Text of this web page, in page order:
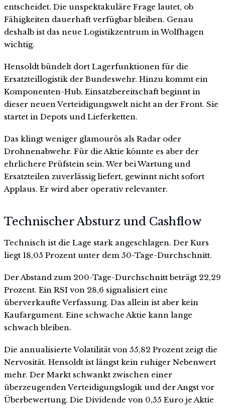
entscheidet. Die unspektakuläre Frage lautet, ob
Fähigkeiten dauerhaft verfügbar bleiben. Genau
deshalb ist das neue Logistikzentrum in Wolfhagen
wichtig.
Hensoldt bündelt dort Lagerfunktionen für die
Ersatzteillogistik der Bundeswehr. Hinzu kommt ein
Komponenten-Hub. Einsatzbereitschaft beginnt in
dieser neuen Verteidigungswelt nicht an der Front. Sie
startet in Depots und Lieferketten.
Das klingt weniger glamourös als Radar oder
Drohnenabwehr. Für die Aktie könnte es aber der
ehrlichere Prüfstein sein. Wer bei Wartung und
Ersatzteilen zuverlässig liefert, gewinnt nicht sofort
Applaus. Er wird aber operativ relevanter.
Technischer Absturz und Cashflow
Technisch ist die Lage stark angeschlagen. Der Kurs
liegt 18,05 Prozent unter dem 50-Tage-Durchschnitt.
Der Abstand zum 200-Tage-Durchschnitt beträgt 22,29
Prozent. Ein RSI von 28,6 signalisiert eine
überverkaufte Verfassung. Das allein ist aber kein
Kaufargument. Eine schwache Aktie kann lange
schwach bleiben.
Die annualisierte Volatilität von 55,82 Prozent zeigt die
Nervosität. Hensoldt ist längst kein ruhiger Nebenwert
mehr. Der Markt schwankt zwischen einer
überzeugenden Verteidigungslogik und der Angst vor
Überbewertung. Die Dividende von 0,55 Euro je Aktie